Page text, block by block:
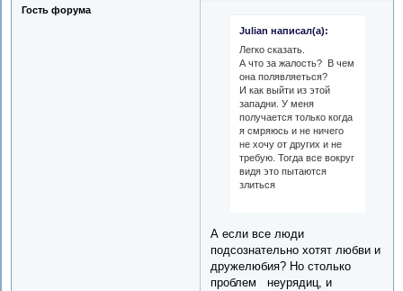
Гость форума
Julian написал(а):
Легко сказать.
А что за жалость? В чем
она полявляеться?
И как выйти из этой
западни. У меня
получается только когда
я смряюсь и не ничего
не хочу от других и не
требую. Тогда все вокруг
видя это пытаются
злиться
А если все люди
подсознательно хотят любви и
дружелюбия? Но столько
проблем неурядиц, и